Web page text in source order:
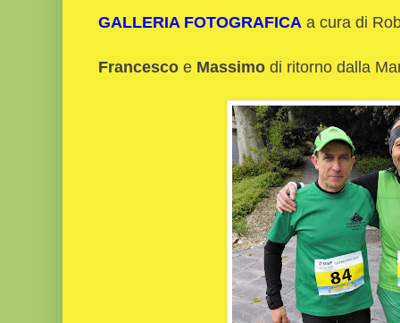
GALLERIA FOTOGRAFICA a cura di
Francesco e Massimo di ritorno dalla